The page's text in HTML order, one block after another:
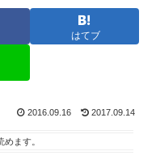
はてブ
2016.09.16 2017.09.14
めます。